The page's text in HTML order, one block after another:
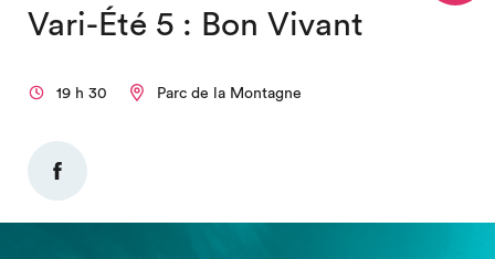
Vari-Été 5 : Bon Vivant
19 h 30 Parc de la Montagne